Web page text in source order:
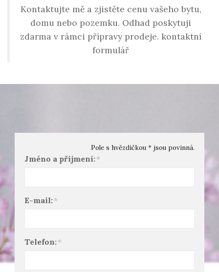
Kontaktujte mě a zjistěte cenu vašeho bytu,
domu nebo pozemku. Odhad poskytuji
zdarma v rámci přípravy prodeje. kontaktní
formulář
Pole s hvězdičkou * jsou povinná.
*
Jméno a příjmení:
*
E-mail:
*
Telefon: